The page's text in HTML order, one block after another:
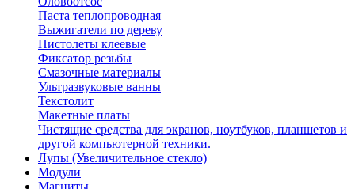
Паста теплопроводная
Выжигатели по дереву
Пистолеты клеевые
Фиксатор резьбы
Смазочные материалы
Ультразвуковые ванны
Текстолит
Макетные платы
Чистящие средства для экранов, ноутбуков, планшетов и
другой компьютерной техники.
Лупы (Увеличительное стекло)
Модули
Магниты